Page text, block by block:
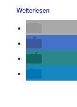
Weiterlesen